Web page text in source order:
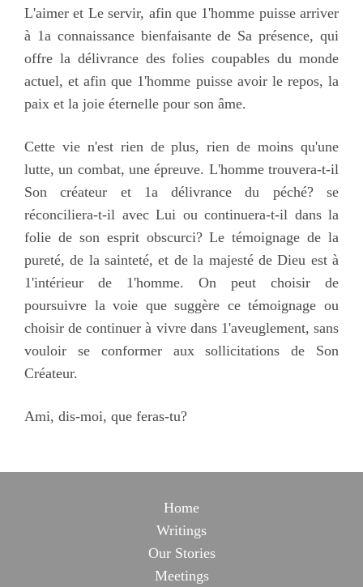
L'aimer et Le servir, afin que 1'homme puisse arriver
à 1a connaissance bienfaisante de Sa présence, qui
offre la délivrance des folies coupables du monde
actuel, et afin que 1'homme puisse avoir le repos, la
paix et la joie éternelle pour son âme.
Cette vie n'est rien de plus, rien de moins qu'une
lutte, un combat, une épreuve. L'homme trouvera-t-il
Son créateur et 1a délivrance du péché? se
réconciliera-t-il avec Lui ou continuera-t-il dans la
folie de son esprit obscurci? Le témoignage de la
pureté, de la sainteté, et de la majesté de Dieu est à
1'intérieur de 1'homme. On peut choisir de
poursuivre la voie que suggère ce témoignage ou
choisir de continuer à vivre dans 1'aveuglement, sans
vouloir se conformer aux sollicitations de Son
Créateur.
Ami, dis-moi, que feras-tu?
Home
Writings
Our Stories
Meetings